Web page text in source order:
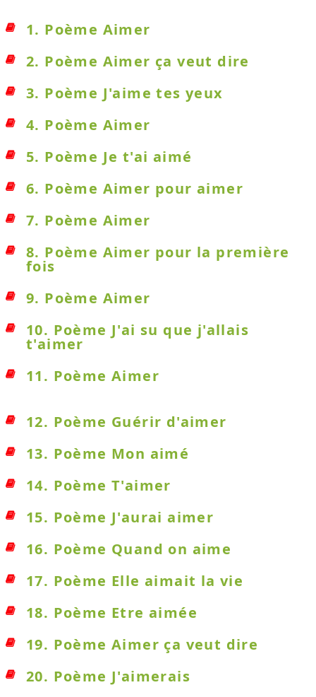
1. Poème Aimer
2. Poème Aimer ça veut dire
3. Poème J'aime tes yeux
4. Poème Aimer
5. Poème Je t'ai aimé
6. Poème Aimer pour aimer
7. Poème Aimer
8. Poème Aimer pour la première
fois
9. Poème Aimer
10. Poème J'ai su que j'allais
t'aimer
11. Poème Aimer
12. Poème Guérir d'aimer
13. Poème Mon aimé
14. Poème T'aimer
15. Poème J'aurai aimer
16. Poème Quand on aime
17. Poème Elle aimait la vie
18. Poème Etre aimée
19. Poème Aimer ça veut dire
20. Poème J'aimerais